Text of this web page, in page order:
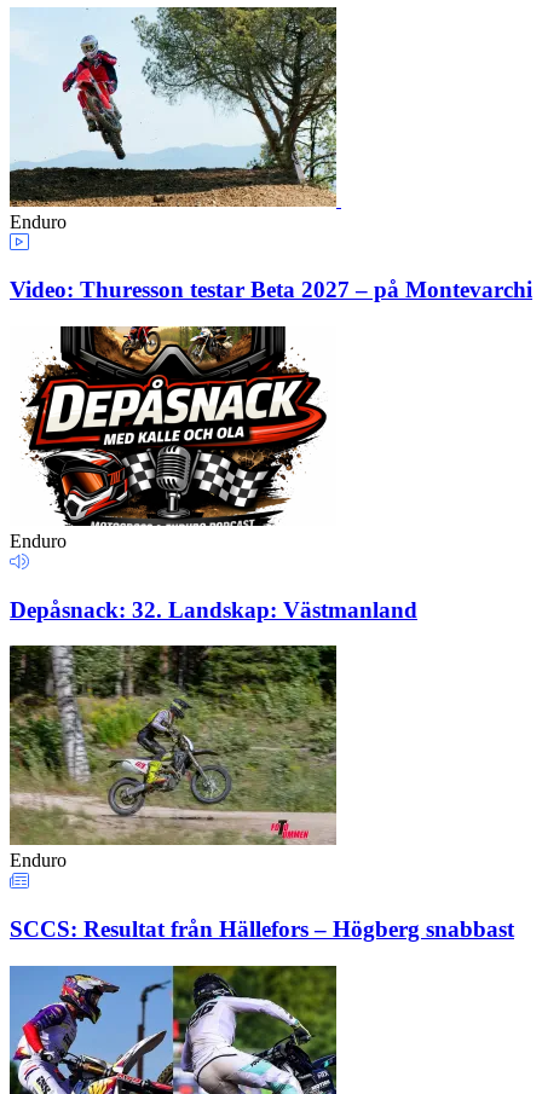
Enduro
Video: Thuresson testar Beta 2027 – på Montevarchi
Enduro
Depåsnack: 32. Landskap: Västmanland
Enduro
SCCS: Resultat från Hällefors – Högberg snabbast